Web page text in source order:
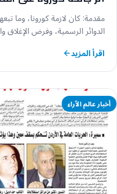
مقدمة: كان لازمة كورونا، وما
الدوائر الرسمية، وفرض الإغلاق
اقرأ المزيد
أخبار عالم الآراء